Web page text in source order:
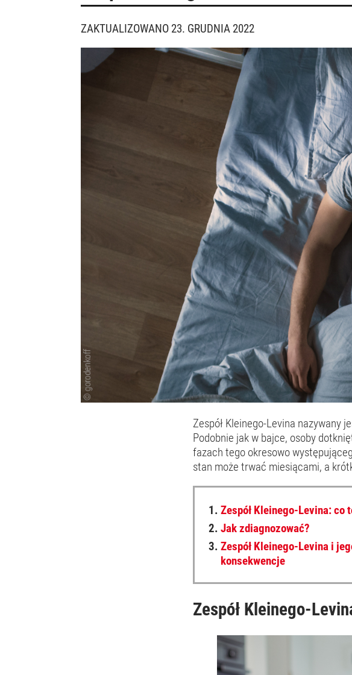
ZAKTUALIZOWANO 23. GRUDNIA 2022
Zespół Kleinego-Levina nazywany
Podobnie jak w bajce, osoby
fazach tego okresowo
stan może trwać miesiącami, a
1.Zespół Kleinego-Levina: co
2.Jak zdiagnozować?
3.Zespół Kleinego-Levina i
konsekwencje
Zespół Kleinego-